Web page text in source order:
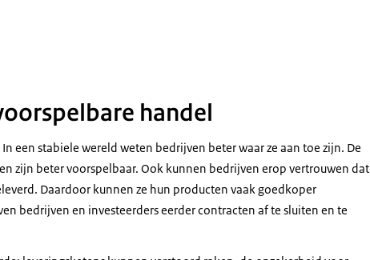
handel
een stabiele wereld weten bedrijven beter waar ze aan toe zijn. De
zijn beter voorspelbaar. Ook kunnen bedrijven erop vertrouwen dat
Daardoor kunnen ze hun producten vaak goedkoper
bedrijven en investeerders eerder contracten af te sluiten en te